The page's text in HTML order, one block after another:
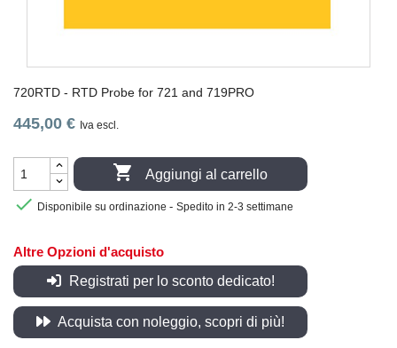
720RTD - RTD Probe for 721 and 719PRO
445,00 € Iva escl.
 Aggiungi al carrello
 Disponibile su ordinazione - Spedito in 2-3 settimane
Altre Opzioni d'acquisto
Registrati per lo sconto dedicato!
Acquista con noleggio, scopri di più!